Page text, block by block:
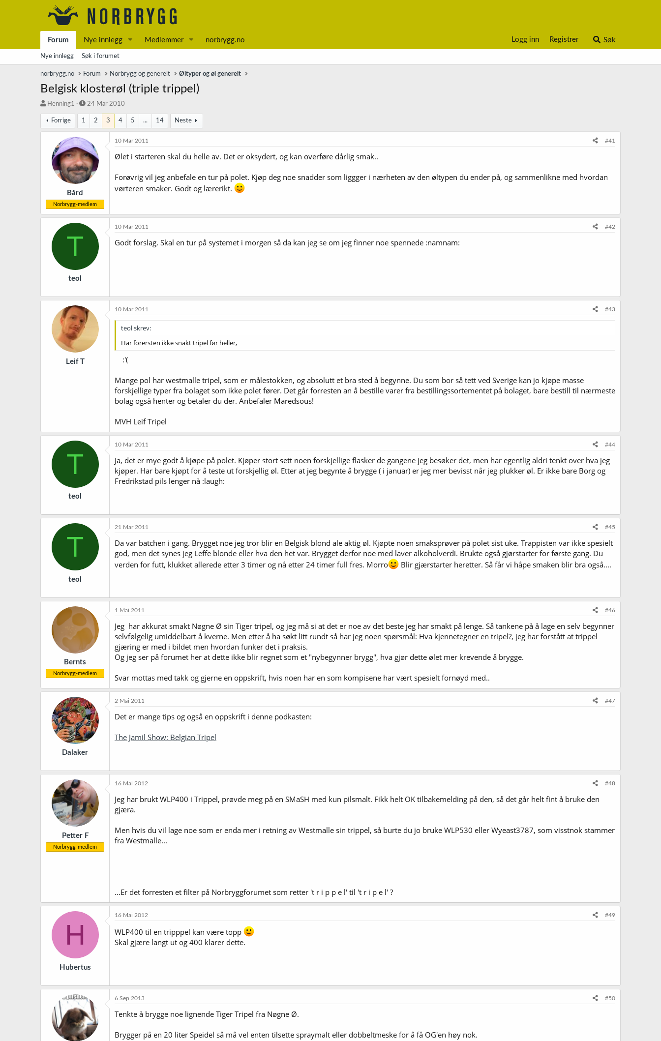
Forum Nye innlegg Medlemmer norbrygg.no Logg inn Registrer Søk
Nye innlegg Søk i forumet
norbrygg.no Forum Norbrygg og generelt Øltyper og øl generelt
Belgisk klosterøl (triple trippel)
T
å
d
Henning1
S
r
t
a
t
o
24 Mar 2010
Forrige 1 2 3 4 5 ... 14 Neste
Bård
Norbrygg-medlem
10 Mar 2011 #41
Ølet i starteren skal du helle av. Det er oksydert, og kan overføre dårlig smak..
Forøvrig vil jeg anbefale en tur på polet. Kjøp deg noe snadder som liggger i nærheten av den øltypen du ender på, og sammenlikne med hvordan
vørteren smaker. Godt og lærerikt.
T
teol
10 Mar 2011 #42
Godt forslag. Skal en tur på systemet i morgen så da kan jeg se om jeg finner noe spennede :namnam:
Leif T
10 Mar 2011 #43
teol skrev:
Har forersten ikke snakt tripel før heller,
:'(
Mange pol har westmalle tripel, som er målestokken, og absolutt et bra sted å begynne. Du som bor så tett ved Sverige kan jo kjøpe masse
forskjellige typer fra bolaget som ikke polet fører. Det går forresten an å bestille varer fra bestillingssortementet på bolaget, bare bestill til nærmeste
bolag også henter og betaler du der. Anbefaler Maredsous!
MVH Leif Tripel
T
teol
10 Mar 2011 #44
Ja, det er mye godt å kjøpe på polet. Kjøper stort sett noen forskjellige flasker de gangene jeg besøker det, men har egentlig aldri tenkt over hva jeg
kjøper. Har bare kjøpt for å teste ut forskjellig øl. Etter at jeg begynte å brygge ( i januar) er jeg mer bevisst når jeg plukker øl. Er ikke bare Borg og
Fredrikstad pils lenger nå :laugh:
T
teol
21 Mar 2011 #45
Da var batchen i gang. Brygget noe jeg tror blir en Belgisk blond ale aktig øl. Kjøpte noen smaksprøver på polet sist uke. Trappisten var ikke spesielt
god, men det synes jeg Leffe blonde eller hva den het var. Brygget derfor noe med laver alkoholverdi. Brukte også gjørstarter for første gang. Du
verden for futt, klukket allerede etter 3 timer og nå etter 24 timer full fres. Morro
Blir gjærstarter heretter. Så får vi håpe smaken blir bra også....
Bernts
Norbrygg-medlem
1 Mai 2011 #46
Jeg har akkurat smakt Nøgne Ø sin Tiger tripel, og jeg må si at det er noe av det beste jeg har smakt på lenge. Så tankene på å lage en selv begynner
selvfølgelig umiddelbart å kverne. Men etter å ha søkt litt rundt så har jeg noen spørsmål: Hva kjennetegner en tripel?, jeg har forstått at trippel
gjæring er med i bildet men hvordan funker det i praksis.
Og jeg ser på forumet her at dette ikke blir regnet som et "nybegynner brygg", hva gjør dette ølet mer krevende å brygge.
Svar mottas med takk og gjerne en oppskrift, hvis noen har en som kompisene har vært spesielt fornøyd med..
Dalaker
2 Mai 2011 #47
Det er mange tips og også en oppskrift i denne podkasten:
The Jamil Show: Belgian Tripel
Petter F
Norbrygg-medlem
16 Mai 2012 #48
Jeg har brukt WLP400 i Trippel, prøvde meg på en SMaSH med kun pilsmalt. Fikk helt OK tilbakemelding på den, så det går helt fint å bruke den
gjæra.
Men hvis du vil lage noe som er enda mer i retning av Westmalle sin trippel, så burte du jo bruke WLP530 eller Wyeast3787, som visstnok stammer
fra Westmalle...
...Er det forresten et filter på Norbryggforumet som retter 't r i p p e l' til 't r i p e l' ?
H
Hubertus
16 Mai 2012 #49
WLP400 til en tripppel kan være topp
Skal gjære langt ut og 400 klarer dette.
6 Sep 2013 #50
Tenkte å brygge noe lignende Tiger Tripel fra Nøgne Ø.
Brygger på en 20 liter Speidel så må vel enten tilsette spraymalt eller dobbeltmeske for å få OG'en høy nok.